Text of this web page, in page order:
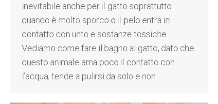
inevitabile anche per il gatto soprattutto
quando è molto sporco o il pelo entra in
contatto con unto e sostanze tossiche.
Vediamo come fare il bagno al gatto, dato che
questo animale ama poco il contatto con
l’acqua, tende a pulirsi da solo e non…